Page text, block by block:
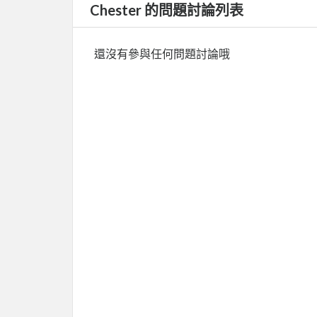
Chester 的問題討論列表
還沒有參與任何問題討論哦